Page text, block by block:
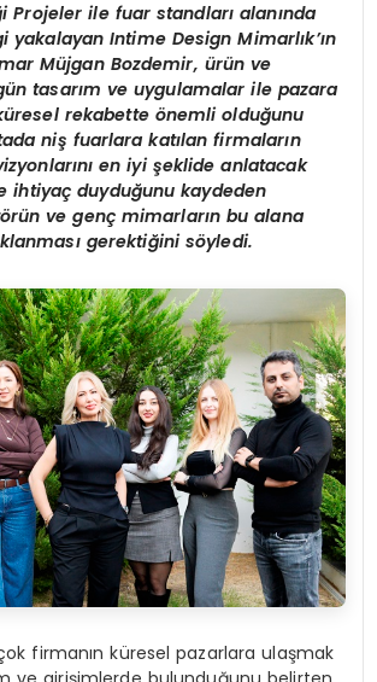
Projeler ile fuar standları alanında
yakalayan Intime Design Mimarlık’ın
Müjgan Bozdemir, ürün ve
tasarım ve uygulamalar ile pazara
rekabette önemli olduğunu
niş fuarlara katılan firmaların
en iyi şeklide anlatacak
ihtiyaç duyduğunu kaydeden
örün ve genç mimarların bu alana
gerektiğini söyledi.
firmanın küresel pazarlara ulaşmak